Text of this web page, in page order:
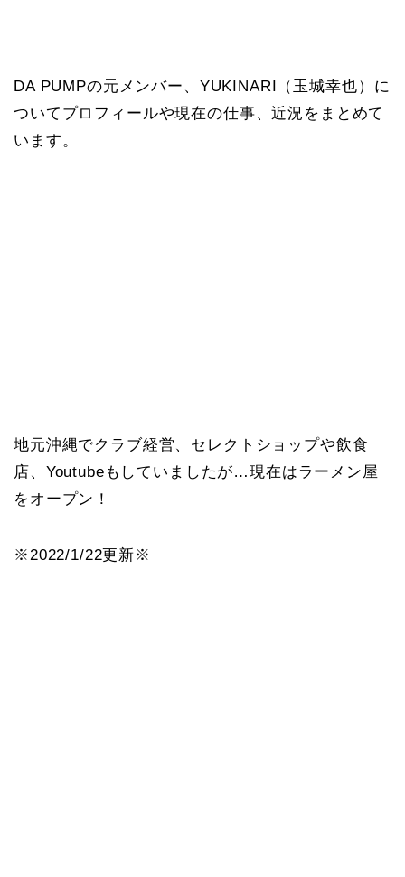
DA PUMPの元メンバー、YUKINARI（玉城幸也）に
ついてプロフィールや現在の仕事、近況をまとめて
います。
地元沖縄でクラブ経営、セレクトショップや飲食
店、Youtubeもしていましたが…現在はラーメン屋
をオープン！
※2022/1/22更新※